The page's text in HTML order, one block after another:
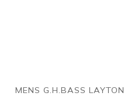
MENS G.H.BASS LAYTON